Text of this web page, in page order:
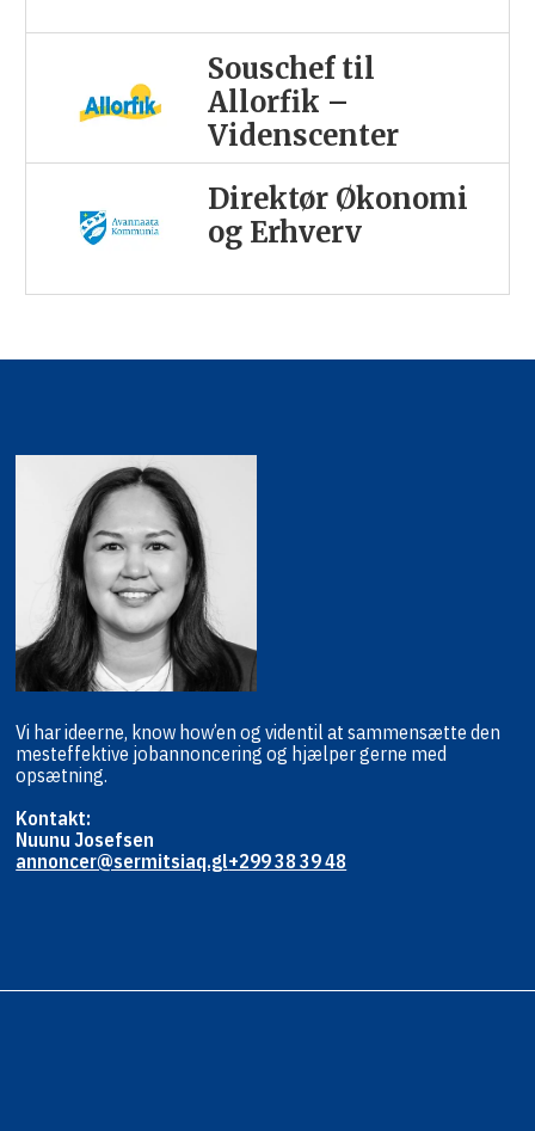
Souschef til
Allorfik –
Videnscenter
Direktør Økonomi
og Erhverv
Vi har ideerne, know how’en og videntil at sammensætte den
mesteffektive jobannoncering og hjælpergerne med
opsætning.
Kontakt:
Nuunu Josefsen
annoncer@sermitsiaq.gl+299 38 39 48